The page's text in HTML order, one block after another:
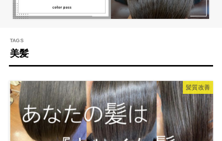
美髪
髪質改善